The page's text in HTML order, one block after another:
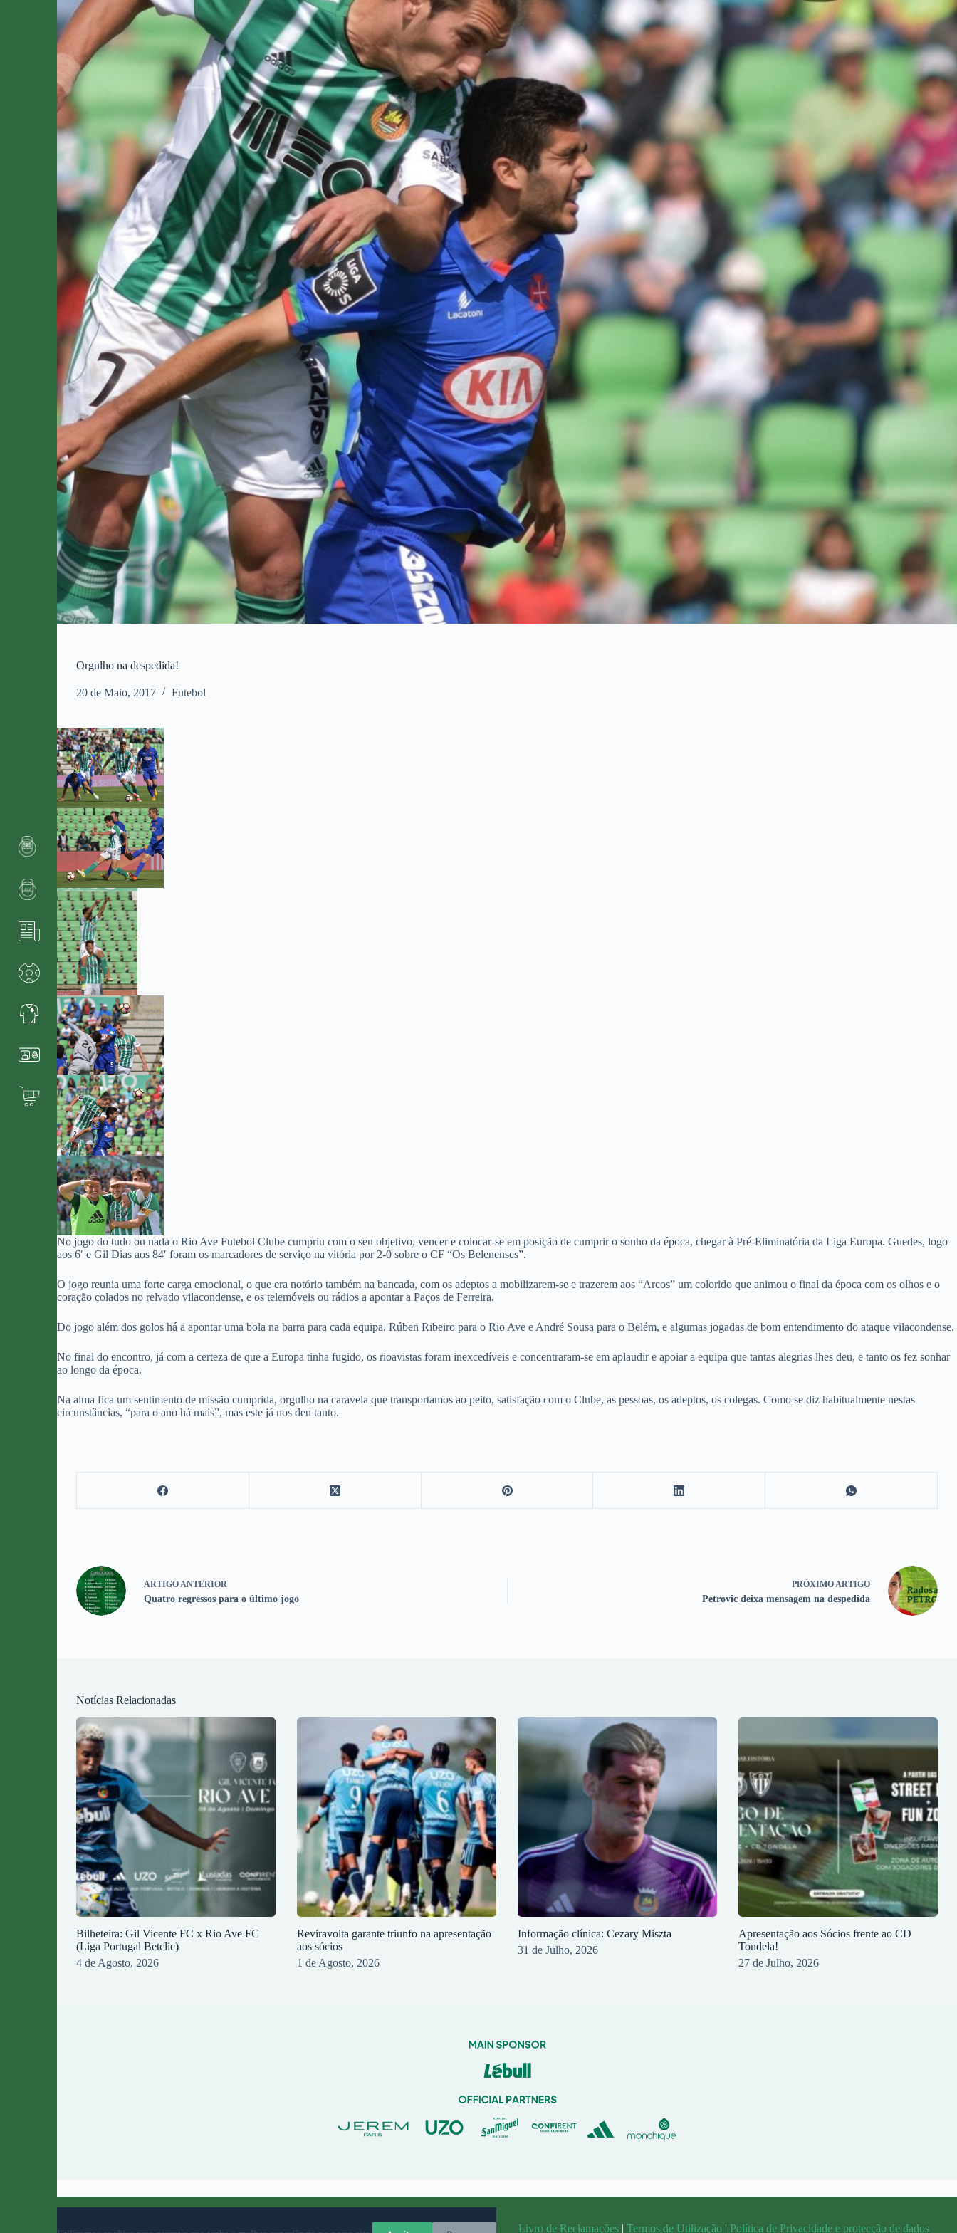
Orgulho na despedida!
20 de Maio, 2017 Futebol
No jogo do tudo ou nada o Rio Ave Futebol Clube cumpriu com o seu objetivo, vencer e colocar-se em posição de cumprir o sonho da época, chegar à Pré-Eliminatória da Liga Europa. Guedes, logo
aos 6′ e Gil Dias aos 84′ foram os marcadores de serviço na vitória por 2-0 sobre o CF “Os Belenenses”.
O jogo reunia uma forte carga emocional, o que era notório também na bancada, com os adeptos a mobilizarem-se e trazerem aos “Arcos” um colorido que animou o final da época com os olhos e o
coração colados no relvado vilacondense, e os telemóveis ou rádios a apontar a Paços de Ferreira.
Do jogo além dos golos há a apontar uma bola na barra para cada equipa. Rúben Ribeiro para o Rio Ave e André Sousa para o Belém, e algumas jogadas de bom entendimento do ataque vilacondense.
No final do encontro, já com a certeza de que a Europa tinha fugido, os rioavistas foram inexcedíveis e concentraram-se em aplaudir e apoiar a equipa que tantas alegrias lhes deu, e tanto os fez sonhar
ao longo da época.
Na alma fica um sentimento de missão cumprida, orgulho na caravela que transportamos ao peito, satisfação com o Clube, as pessoas, os adeptos, os colegas. Como se diz habitualmente nestas
circunstâncias, “para o ano há mais”, mas este já nos deu tanto.
ARTIGO ANTERIOR
Quatro regressos para o último jogo
PRÓXIMO ARTIGO
Petrovic deixa mensagem na despedida
Notícias Relacionadas
Bilheteira: Gil Vicente FC x Rio Ave FC
(Liga Portugal Betclic)
4 de Agosto, 2026
Reviravolta garante triunfo na apresentação
aos sócios
1 de Agosto, 2026
Informação clínica: Cezary Miszta
31 de Julho, 2026
Apresentação aos Sócios frente ao CD
Tondela!
27 de Julho, 2026
© 2023 Rio Ave Futebol Clube Desenvolvido por Livro de Reclamações | Termos de Utilização | Política de Privacidade e protecção de dados